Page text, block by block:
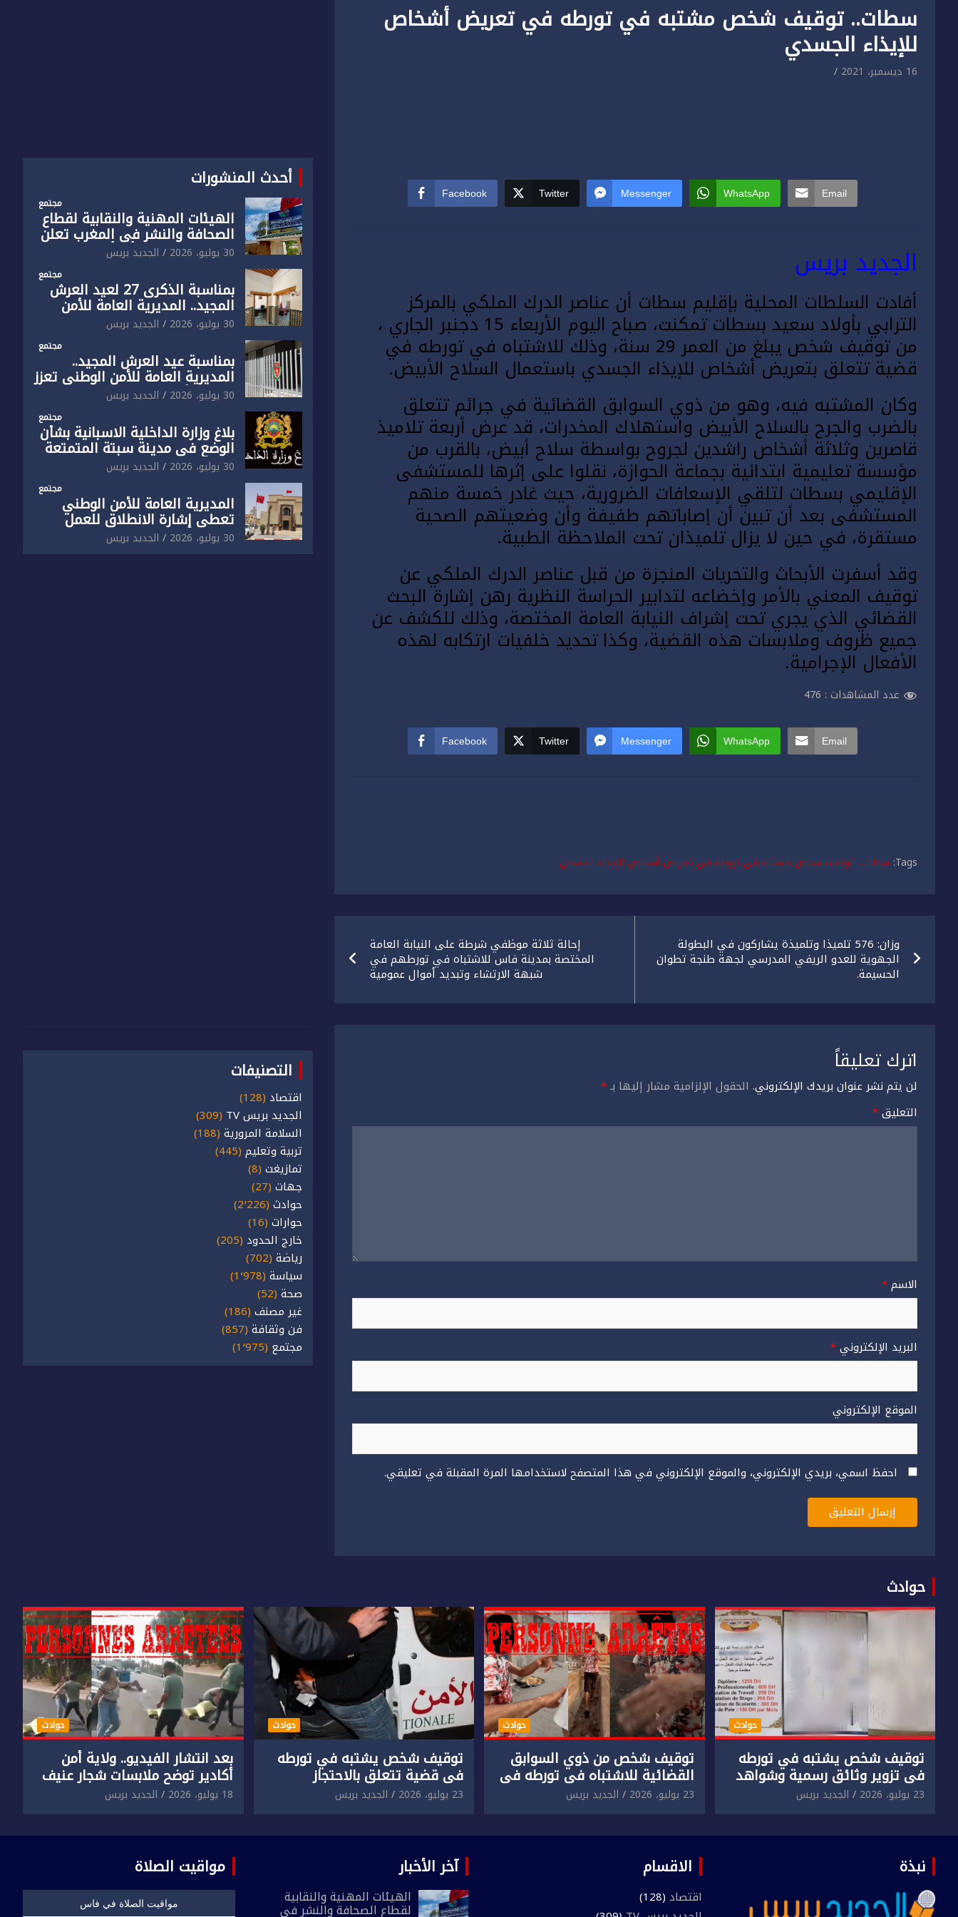
سطات.. توقيف شخص مشتبه في تورطه في تعريض أشخاص
للإيذاء الجسدي
16 ديسمبر، 2021
Facebook Twitter Messenger WhatsApp Email
الجديد بريس
أفادت السلطات المحلية بإقليم سطات أن عناصر الدرك الملكي بالمركز
الترابي بأولاد سعيد بسطات تمكنت، صباح اليوم الأربعاء 15 دجنبر الجاري ،
من توقيف شخص يبلغ من العمر 29 سنة، وذلك للاشتباه في تورطه في
قضية تتعلق بتعريض أشخاص للإيذاء الجسدي باستعمال السلاح الأبيض.
وكان المشتبه فيه، وهو من ذوي السوابق القضائية في جرائم تتعلق
بالضرب والجرح بالسلاح الأبيض واستهلاك المخدرات، قد عرض أربعة تلاميذ
قاصرين وثلاثة أشخاص راشدين لجروح بواسطة سلاح أبيض، بالقرب من
مؤسسة تعليمية ابتدائية بجماعة الحوازة، نقلوا على إثرها للمستشفى
الإقليمي بسطات لتلقي الإسعافات الضرورية، حيث غادر خمسة منهم
المستشفى بعد أن تبين أن إصاباتهم طفيفة وأن وضعيتهم الصحية
مستقرة، في حين لا يزال تلميذان تحت الملاحظة الطبية.
وقد أسفرت الأبحاث والتحريات المنجزة من قبل عناصر الدرك الملكي عن
توقيف المعني بالأمر وإخضاعه لتدابير الحراسة النظرية رهن إشارة البحث
القضائي الذي يجري تحت إشراف النيابة العامة المختصة، وذلك للكشف عن
جميع ظروف وملابسات هذه القضية، وكذا تحديد خلفيات ارتكابه لهذه
الأفعال الإجرامية.
عدد المشاهدات : 476
Facebook Twitter Messenger WhatsApp Email
Tags: سطات.. توقيف شخص مشتبه في تورطه في تعريض أشخاص للإيذاء الجسدي
تصفّح
المقالاتوزان: 576 تلميذا وتلميذة يشاركون في البطولة
الجهوية للعدو الريفي المدرسي لجهة طنجة تطوان
الحسيمة.
إحالة ثلاثة موظفي شرطة على النيابة العامة
المختصة بمدينة فاس للاشتباه في تورطهم في
شبهة الارتشاء وتبديد أموال عمومية
اترك تعليقاً
لن يتم نشر عنوان بريدك الإلكتروني. الحقول الإلزامية مشار إليها بـ*
التعليق*
الاسم*
البريد الإلكتروني*
الموقع الإلكتروني
احفظ اسمي، بريدي الإلكتروني، والموقع الإلكتروني في هذا المتصفح لاستخدامها المرة المقبلة في تعليقي.
أحدث المنشورات
مجتمع
الهيئات المهنية والنقابية لقطاع
الصحافة والنشر في المغرب تعلن
رفضها القاطع لـ”أي أجندة انتخابية
مُعدة على مقاس سياسي
ومصلحي ضيق”
30 يوليو، 2026 الجديد بريس
مجتمع
بمناسبة الذكرى 27 لعيد العرش
المجيد.. المديرية العامة للأمن
الوطني تفتتح المقر الجديد لفرقة
الشرطة السياحية بفاس
30 يوليو، 2026 الجديد بريس
مجتمع
بمناسبة عيد العرش المجيد..
المديرية العامة للأمن الوطني تعزز
البنية الأمنية بالناظور بإحداث
فرقتين جديدتين
30 يوليو، 2026 الجديد بريس
مجتمع
بلاغ وزارة الداخلية الاسبانية بشأن
الوضع في مدينة سبتة المتمتعة
بالحكم الذاتي
30 يوليو، 2026 الجديد بريس
مجتمع
المديرية العامة للأمن الوطني
تعطي إشارة الانطلاق للعمل
بالمقر الجديد للدائرة الثالثة
للشرطة بولاية أمن العيون
30 يوليو، 2026 الجديد بريس
التصنيفات
اقتصاد (128)
الجديد بريس TV
(309)
السلامة المرورية (188)
تربية وتعليم (445)
تمازيغت (8)
جهات (27)
حوادث (2٬226)
حوارات (16)
خارج الحدود (205)
رياضة (702)
سياسة (1٬978)
صحة (52)
غير مصنف (186)
فن وثقافة (857)
مجتمع (1٬975)
حوادث
حوادث
توقيف شخص يشتبه في تورطه
في تزوير وثائق رسمية وشواهد
دراسية وعرضها للبيع بمقابل
مادي.
23 يوليو، 2026 الجديد بريس
حوادث
توقيف شخص من ذوي السوابق
القضائية للاشتباه في تورطه في
الابتزاز المقرون باعتداء جسدي
في حق سائح أجنبي.
23 يوليو، 2026 الجديد بريس
حوادث
توقيف شخص يشتبه في تورطه
في قضية تتعلق بالاحتجاز
المقرون بارتكاب اعتداء جنسي
ومحاولة إضرام النار عمدا.
23 يوليو، 2026 الجديد بريس
حوادث
بعد انتشار الفيديو.. ولاية أمن
أكادير توضح ملابسات شجار عنيف
بين سائق وسيدتين
18 يوليو، 2026 الجديد بريس
نبذة الاقسام
اقتصاد (128)
آخر الأخبار
الهيئات المهنية والنقابية
لقطاع الصحافة والنشر في
مواقيت الصلاة